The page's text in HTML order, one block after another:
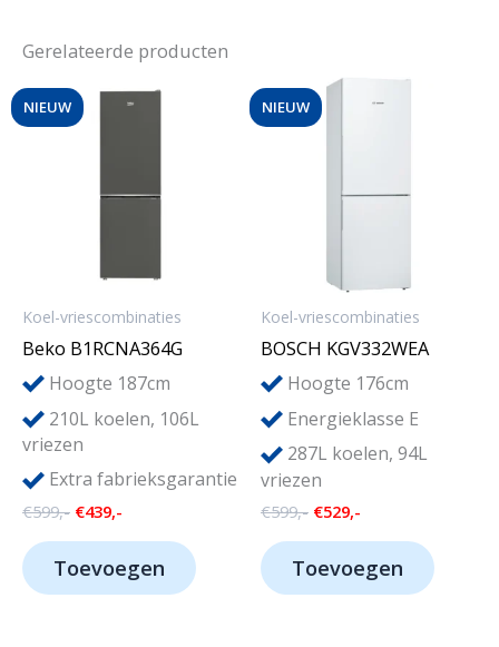
Gerelateerde producten
NIEUW
Koel-vriescombinaties
Beko B1RCNA364G
Hoogte 187cm
210L koelen, 106L
vriezen
Extra fabrieksgarantie
€599,- Oorspronkelijke
€599,-.
€439,-
€439,-.
Toevoegen
NIEUW
Koel-vriescombinaties
BOSCH KGV332WEA
Hoogte 176cm
Energieklasse E
287L koelen, 94L
vriezen
€599,- Oorspronkelijke
€599,-.
€529,-
€529,-.
Toevoegen